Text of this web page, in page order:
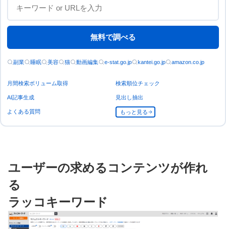
無料で調べる
副業 睡眠 美容 猫 動画編集 e-stat.go.jp kantei.go.jp amazon.co.jp
月間検索ボリューム取得 検索順位チェック
AI記事生成 見出し抽出
よくある質問 もっと見る
ユーザーの求めるコンテンツが作れ
る
ラッコキーワード